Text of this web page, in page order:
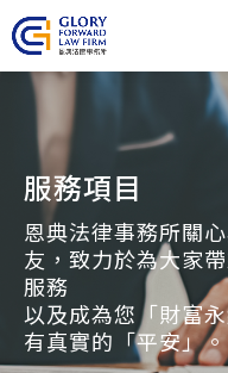
服務項目
恩典法律事務所關
友，致力於為大家
服務
以及成為您「財富
有真實的「平安」。